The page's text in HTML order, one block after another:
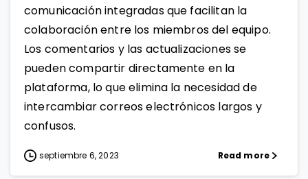
comunicación integradas que facilitan la
colaboración entre los miembros del equipo.
Los comentarios y las actualizaciones se
pueden compartir directamente en la
plataforma, lo que elimina la necesidad de
intercambiar correos electrónicos largos y
confusos.
septiembre 6, 2023 Read more